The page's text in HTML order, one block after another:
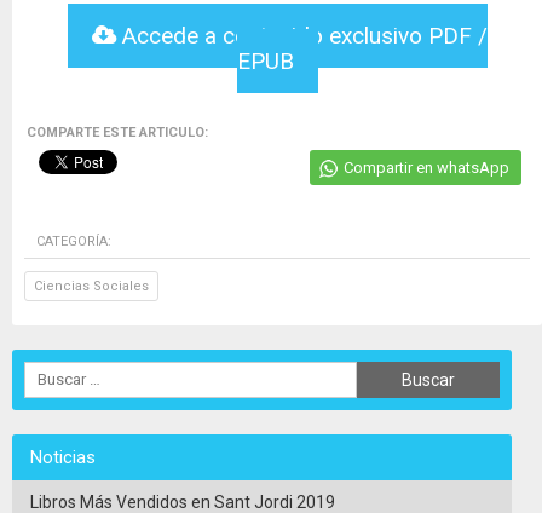
Accede a contenido exclusivo PDF /
EPUB
COMPARTE ESTE ARTICULO:
Compartir en whatsApp
CATEGORÍA:
Ciencias Sociales
Noticias
Libros Más Vendidos en Sant Jordi 2019